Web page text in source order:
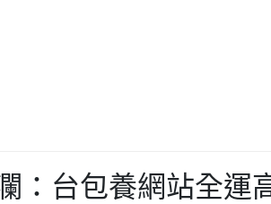
：台包養網站全運